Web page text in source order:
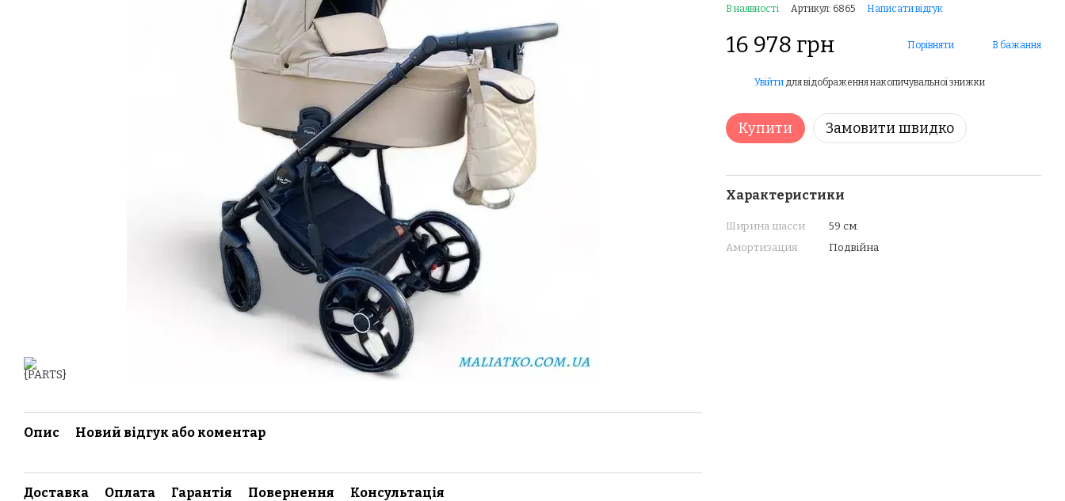
В наявності Артикул: 6865 Написати відгук
16 978 грн Порівняти В бажання
Увійти для відображення накопичувальної знижки
Купити Замовити швидко
Характеристики
Ширина шасси
59 см.
Амортизация
Подвійна
Опис Новий відгук або коментар
Доставка Оплата Гарантія Повернення Консультація